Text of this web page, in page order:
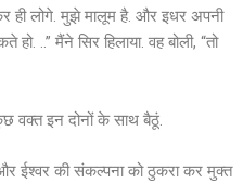
लोगे. मुझे मालूम है. और इधर अपनी
..” मैंने सिर हिलाया. वह बोली, “तो
वक्त इन दोनों के साथ बैठूं.
ईश्वर की संकल्पना को ठुकरा कर मुक्त